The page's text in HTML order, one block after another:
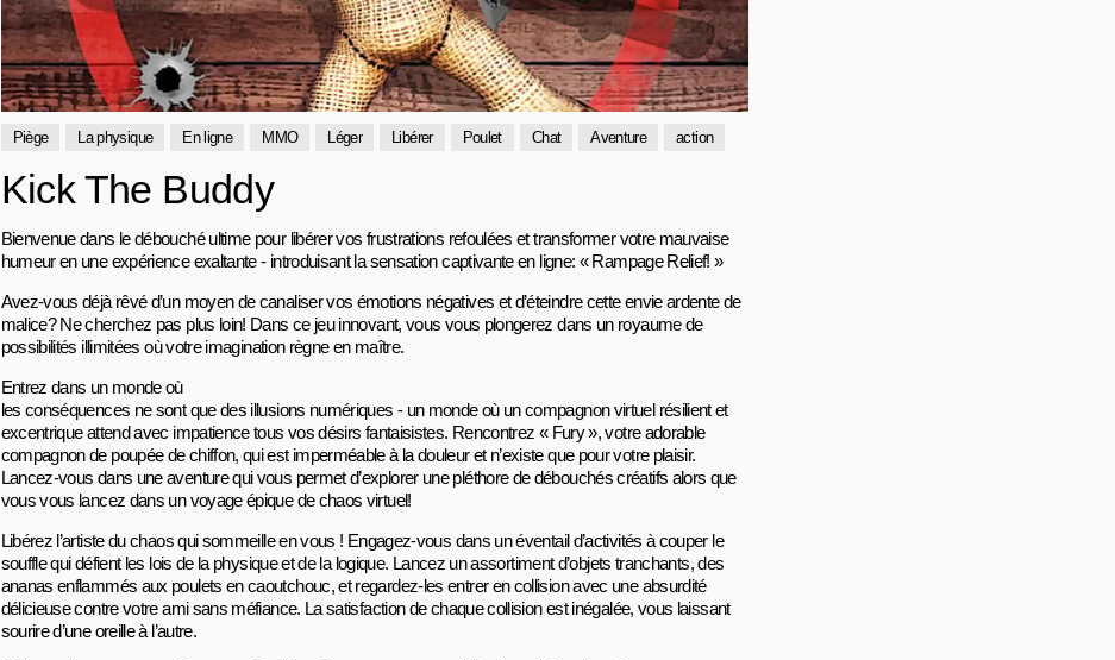
Piège La physique En ligne MMO Léger Libérer Poulet Chat Aventure action
Kick The Buddy
Bienvenue dans le débouché ultime pour libérer vos frustrations refoulées et transformer votre mauvaise
humeur en une expérience exaltante - introduisant la sensation captivante en ligne: « Rampage Relief! »
Avez-vous déjà rêvé d’un moyen de canaliser vos émotions négatives et d’éteindre cette envie ardente de
malice? Ne cherchez pas plus loin! Dans ce jeu innovant, vous vous plongerez dans un royaume de
possibilités illimitées où votre imagination règne en maître.
Entrez dans un monde où
les conséquences ne sont que des illusions numériques - un monde où un compagnon virtuel résilient et
excentrique attend avec impatience tous vos désirs fantaisistes. Rencontrez « Fury », votre adorable
compagnon de poupée de chiffon, qui est imperméable à la douleur et n’existe que pour votre plaisir.
Lancez-vous dans une aventure qui vous permet d’explorer une pléthore de débouchés créatifs alors que
vous vous lancez dans un voyage épique de chaos virtuel!
Libérez l’artiste du chaos qui sommeille en vous ! Engagez-vous dans un éventail d’activités à couper le
souffle qui défient les lois de la physique et de la logique. Lancez un assortiment d’objets tranchants, des
ananas enflammés aux poulets en caoutchouc, et regardez-les entrer en collision avec une absurdité
délicieuse contre votre ami sans méfiance. La satisfaction de chaque collision est inégalée, vous laissant
sourire d’une oreille à l’autre.